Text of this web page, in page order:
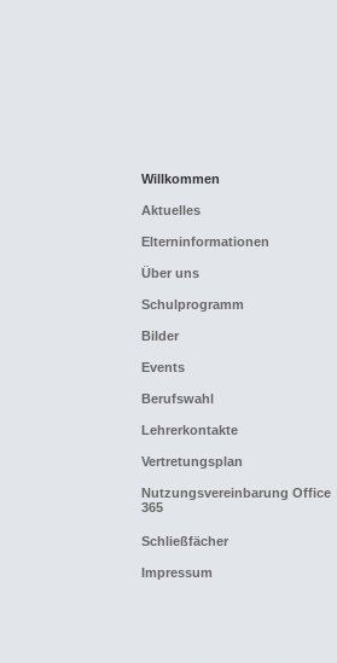
Willkommen
Aktuelles
Elterninformationen
Über uns
Schulprogramm
Bilder
Events
Berufswahl
Lehrerkontakte
Vertretungsplan
Nutzungsvereinbarung Office
365
Schließfächer
Impressum